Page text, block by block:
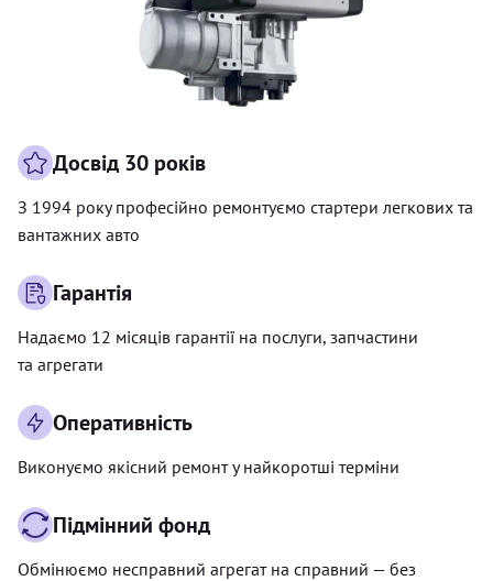
Досвід 30 років
З 1994 року професійно ремонтуємо стартери легкових та
вантажних авто
Гарантія
Надаємо 12 місяців гарантії на послуги, запчастини
та агрегати
Оперативність
Виконуємо якісний ремонт у найкоротші терміни
Підмінний фонд
Обмінюємо несправний агрегат на справний — без